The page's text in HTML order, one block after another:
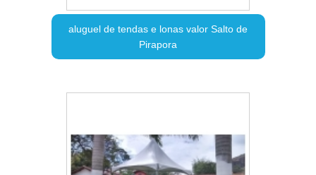
aluguel de tendas e lonas valor Salto de
Pirapora